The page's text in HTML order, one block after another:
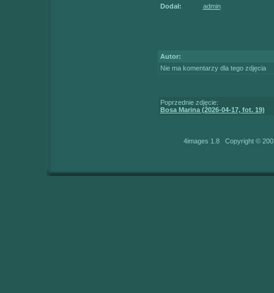
Dodał: admin
Autor:
Nie ma komentarzy dla tego zdjęcia
Poprzednie zdjęcie:
Bosa Marina (2026-04-17, fot. 19)
4images 1.8 Copyright ©